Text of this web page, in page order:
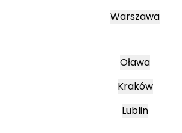
Warszawa
Oława
Kraków
Lublin